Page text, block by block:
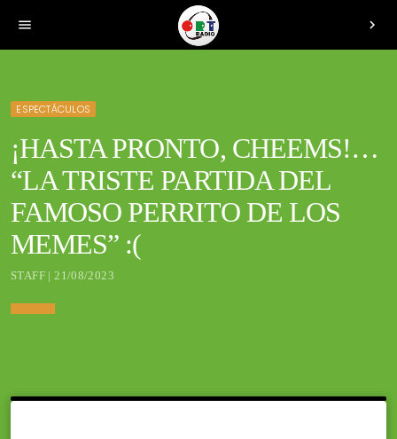
menu chevron_right
ESPECTÁCULOS
¡HASTA PRONTO, CHEEMS!…
“LA TRISTE PARTIDA DEL
FAMOSO PERRITO DE LOS
MEMES” :(
STAFF | 21/08/2023